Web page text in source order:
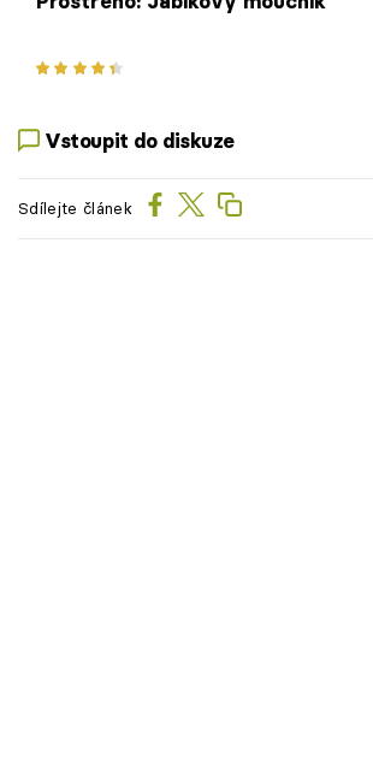
Vstoupit do diskuze
Sdílejte článek